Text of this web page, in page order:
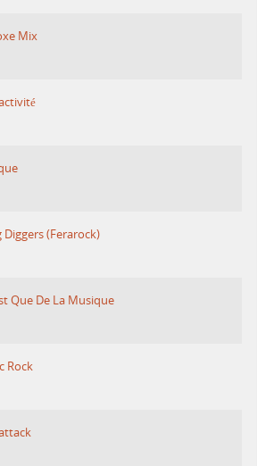
Mix
Diggers (Ferarock)
Que De La Musique
Rock